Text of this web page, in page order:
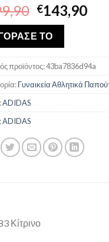
Original
price
was:
€199,90.
€143,90Η
ΤΟ
προϊόντος:43ba7836d94a
Γυναικεία Αθλητικά
ADIDAS
ADIDAS
Κίτρινο